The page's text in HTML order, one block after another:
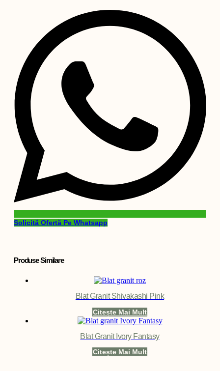
Solicită Ofertă Pe Whatsapp
Produse Similare
Blat Granit Shivakashi Pink
Citește Mai Mult
Blat Granit Ivory Fantasy
Citește Mai Mult